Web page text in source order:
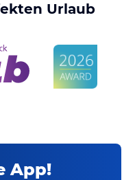
Urlaub
App!